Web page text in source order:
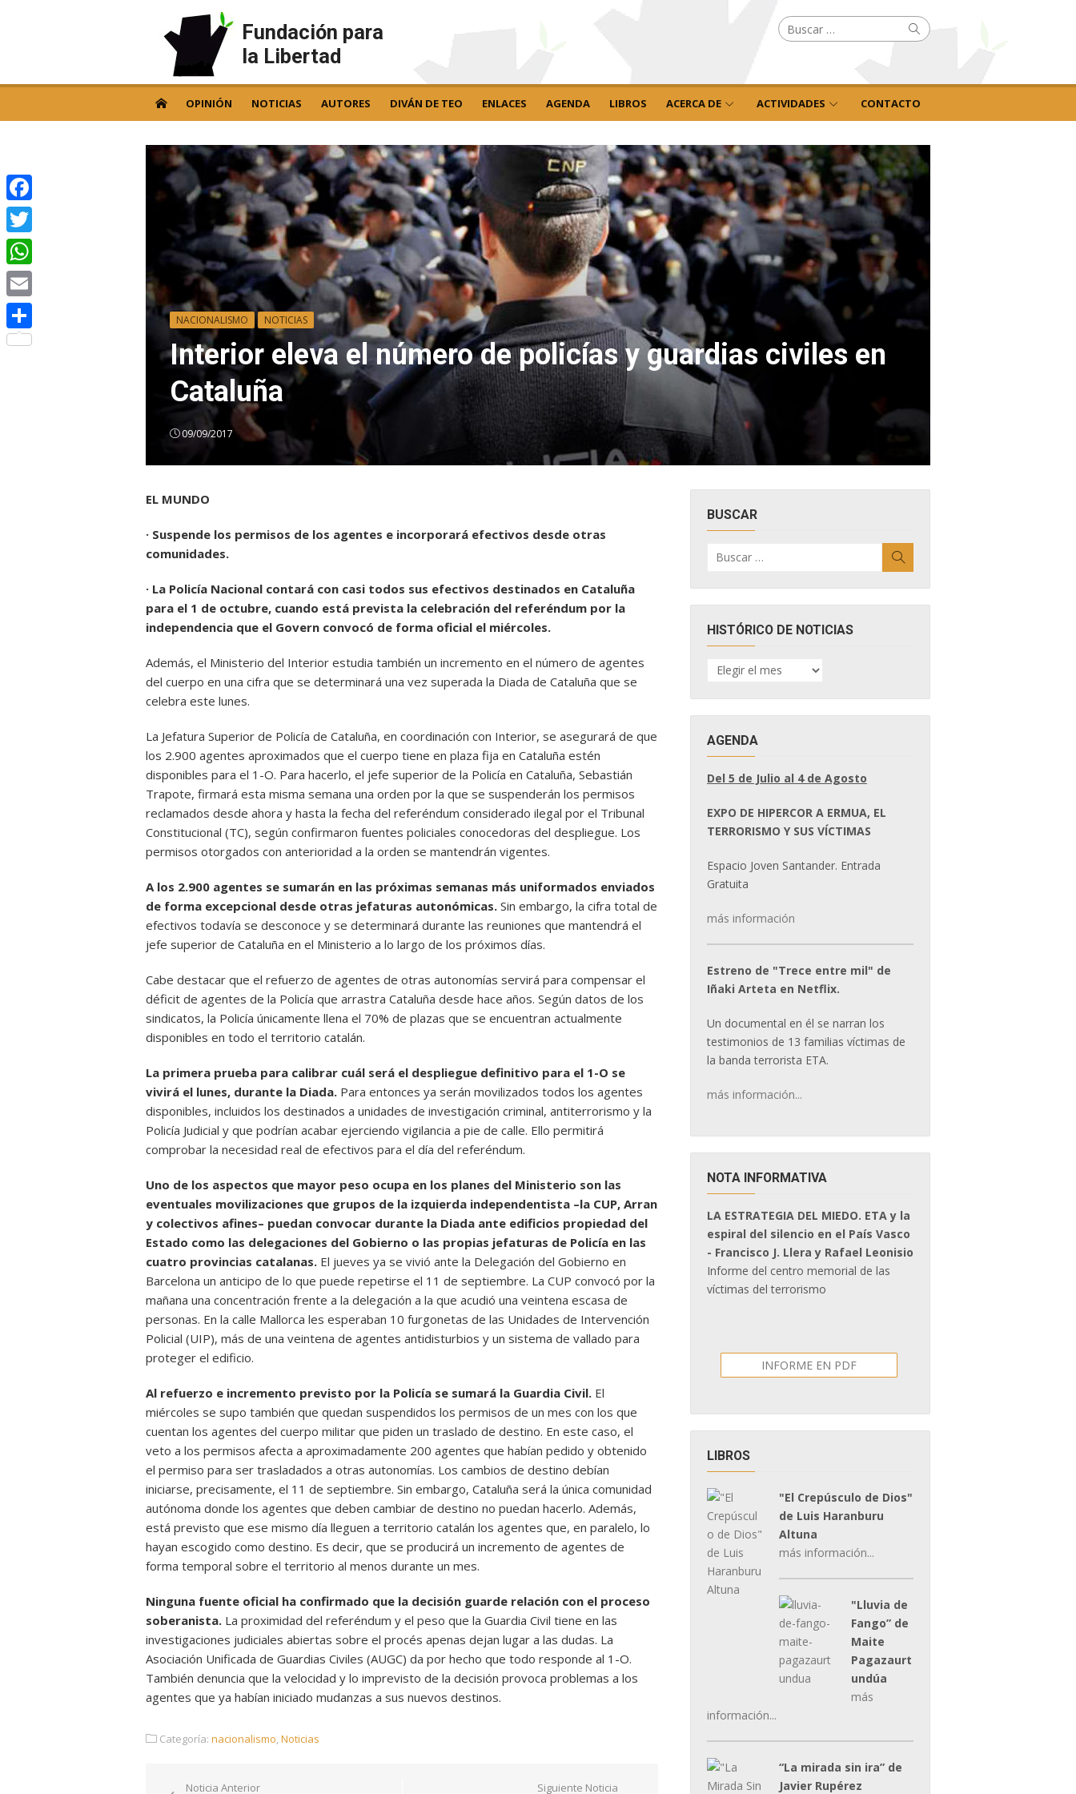
Fundación para
la Libertad
Buscar
por: Buscar
OPINIÓN NOTICIAS AUTORES DIVÁN DE TEO ENLACES AGENDA LIBROS ACERCA DE ACTIVIDADES CONTACTO
NACIONALISMO NOTICIAS
Interior eleva el número de policías y guardias civiles en
Cataluña
09/09/2017
EL MUNDO
· Suspende los permisos de los agentes e incorporará efectivos desde otras
comunidades.
· La Policía Nacional contará con casi todos sus efectivos destinados en Cataluña
para el 1 de octubre, cuando está prevista la celebración del referéndum por la
independencia que el Govern convocó de forma oficial el miércoles.
Además, el Ministerio del Interior estudia también un incremento en el número de agentes
del cuerpo en una cifra que se determinará una vez superada la Diada de Cataluña que se
celebra este lunes.
La Jefatura Superior de Policía de Cataluña, en coordinación con Interior, se asegurará de que
los 2.900 agentes aproximados que el cuerpo tiene en plaza fija en Cataluña estén
disponibles para el 1-O. Para hacerlo, el jefe superior de la Policía en Cataluña, Sebastián
Trapote, firmará esta misma semana una orden por la que se suspenderán los permisos
reclamados desde ahora y hasta la fecha del referéndum considerado ilegal por el Tribunal
Constitucional (TC), según confirmaron fuentes policiales conocedoras del despliegue. Los
permisos otorgados con anterioridad a la orden se mantendrán vigentes.
A los 2.900 agentes se sumarán en las próximas semanas más uniformados enviados
de forma excepcional desde otras jefaturas autonómicas. Sin embargo, la cifra total de
efectivos todavía se desconoce y se determinará durante las reuniones que mantendrá el
jefe superior de Cataluña en el Ministerio a lo largo de los próximos días.
Cabe destacar que el refuerzo de agentes de otras autonomías servirá para compensar el
déficit de agentes de la Policía que arrastra Cataluña desde hace años. Según datos de los
sindicatos, la Policía únicamente llena el 70% de plazas que se encuentran actualmente
disponibles en todo el territorio catalán.
La primera prueba para calibrar cuál será el despliegue definitivo para el 1-O se
vivirá el lunes, durante la Diada. Para entonces ya serán movilizados todos los agentes
disponibles, incluidos los destinados a unidades de investigación criminal, antiterrorismo y la
Policía Judicial y que podrían acabar ejerciendo vigilancia a pie de calle. Ello permitirá
comprobar la necesidad real de efectivos para el día del referéndum.
Uno de los aspectos que mayor peso ocupa en los planes del Ministerio son las
eventuales movilizaciones que grupos de la izquierda independentista –la CUP, Arran
y colectivos afines– puedan convocar durante la Diada ante edificios propiedad del
Estado como las delegaciones del Gobierno o las propias jefaturas de Policía en las
cuatro provincias catalanas. El jueves ya se vivió ante la Delegación del Gobierno en
Barcelona un anticipo de lo que puede repetirse el 11 de septiembre. La CUP convocó por la
mañana una concentración frente a la delegación a la que acudió una veintena escasa de
personas. En la calle Mallorca les esperaban 10 furgonetas de las Unidades de Intervención
Policial (UIP), más de una veintena de agentes antidisturbios y un sistema de vallado para
proteger el edificio.
Al refuerzo e incremento previsto por la Policía se sumará la Guardia Civil. El
miércoles se supo también que quedan suspendidos los permisos de un mes con los que
cuentan los agentes del cuerpo militar que piden un traslado de destino. En este caso, el
veto a los permisos afecta a aproximadamente 200 agentes que habían pedido y obtenido
el permiso para ser trasladados a otras autonomías. Los cambios de destino debían
iniciarse, precisamente, el 11 de septiembre. Sin embargo, Cataluña será la única comunidad
autónoma donde los agentes que deben cambiar de destino no puedan hacerlo. Además,
está previsto que ese mismo día lleguen a territorio catalán los agentes que, en paralelo, lo
hayan escogido como destino. Es decir, que se producirá un incremento de agentes de
forma temporal sobre el territorio al menos durante un mes.
Ninguna fuente oficial ha confirmado que la decisión guarde relación con el proceso
soberanista. La proximidad del referéndum y el peso que la Guardia Civil tiene en las
investigaciones judiciales abiertas sobre el procés apenas dejan lugar a las dudas. La
Asociación Unificada de Guardias Civiles (AUGC) da por hecho que todo responde al 1-O.
También denuncia que la velocidad y lo imprevisto de la decisión provoca problemas a los
agentes que ya habían iniciado mudanzas a sus nuevos destinos.
Categoría: nacionalismo,Noticias
Navegación
Noticia Anterior Siguiente Noticia
BUSCAR
por:
HISTÓRICO DE NOTICIAS
HISTÓRICO
DE
AGENDA
Del 5 de Julio al 4 de Agosto
EXPO DE HIPERCOR A ERMUA, EL
TERRORISMO Y SUS VÍCTIMAS
Espacio Joven Santander. Entrada
Gratuita
más información
Estreno de "Trece entre mil" de
Iñaki Arteta en Netflix.
Un documental en él se narran los
testimonios de 13 familias víctimas de
la banda terrorista ETA.
más información...
NOTA INFORMATIVA
LA ESTRATEGIA DEL MIEDO. ETA y la
espiral del silencio en el País Vasco
- Francisco J. Llera y Rafael Leonisio
Informe del centro memorial de las
víctimas del terrorismo
INFORME EN PDF
LIBROS
"El Crepúsculo de Dios"
de Luis Haranburu
Altuna
más información...
"Lluvia de
Fango” de
Maite
Pagazaurt
undúa
más
información...
“La mirada sin ira” de
Javier Rupérez
Facebook
Twitter
WhatsApp
Email
Compartir